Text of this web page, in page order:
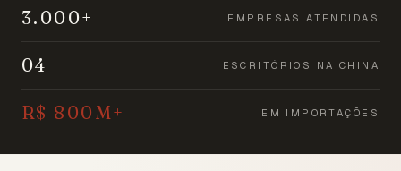
3.000+ EMPRESAS ATENDIDAS
04 ESCRITÓRIOS NA CHINA
R$ 800M+ EM IMPORTAÇÕES